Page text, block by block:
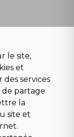
le site,
et
services
de partage
la
site et